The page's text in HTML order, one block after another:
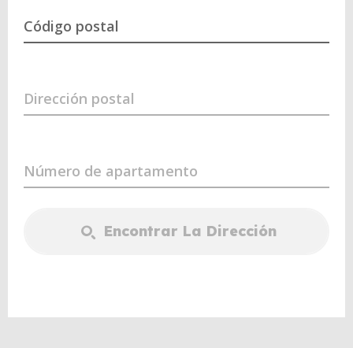
Código postal
Dirección postal
Número de apartamento
Encontrar La Dirección